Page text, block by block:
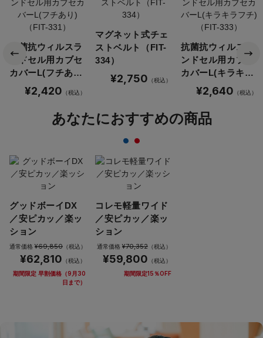
抗菌抗ウィルスラ
ンドセル用カブセ
カバーL(フチあり)
（FIT-331）
¥2,420 （税込）
マグネット式チェ
ストベルト（FIT-
334）
¥2,750 （税込）
抗菌抗ウィルスラ
ンドセル用カブセ
カバーL(キラキラ
フチ)（FIT-333）
¥2,640 （税込）
あなたにおすすめの商品
グッドボーイDX
／安ピカッ／楽ッ
ション
通常価格 ¥69,850 （税込）
¥62,810 （税込）
期間限定 早割価格（9月30
日まで）
コレモ軽量ワイド
／安ピカッ／楽ッ
ション
通常価格 ¥70,352 （税込）
¥59,800 （税込）
期間限定15％OFF